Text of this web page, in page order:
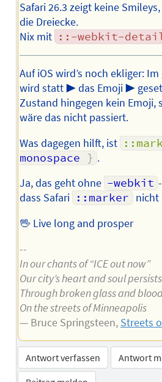
Safari 26.3 zeigt keine
die Dreiecke.
Nix mit ::-webkit-
Auf iOS wird’s noch ekliger:
wird statt ▶︎ das Emoji ▶️
Zustand hingegen kein
wäre das nicht passiert.
Was dagegen hilft, ist
monospace } .
Ja, das geht ohne -webkit
dass Safari ::marker nicht
🖖 Live long and prosper
--
In our chants of “ICE out now”
Our city’s heart and soul persists
Through broken glass and
On the streets of Minneapolis
— Bruce Springsteen, Streets
Antwort verfassen
Antwort